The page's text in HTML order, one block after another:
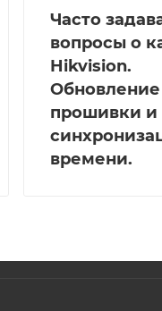
Часто
вопросы о
Hikvision.
Обновление
прошивки и
времени.